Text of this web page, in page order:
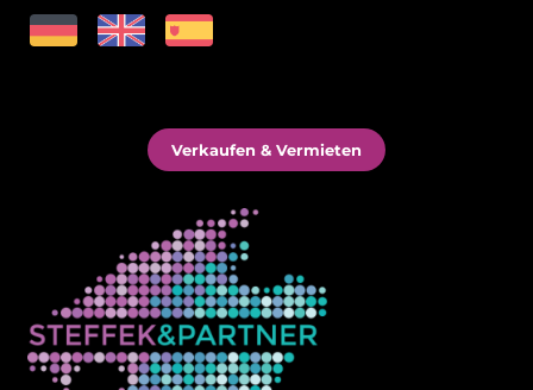
Verkaufen & Vermieten